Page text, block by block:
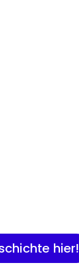
hier!